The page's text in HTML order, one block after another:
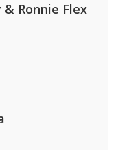
& Ronnie Flex